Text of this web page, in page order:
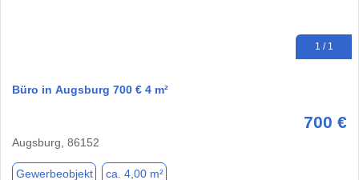
1 / 1
Büro in Augsburg 700 € 4 m²
700 €
Augsburg, 86152
Gewerbeobjekt ca. 4,00 m²